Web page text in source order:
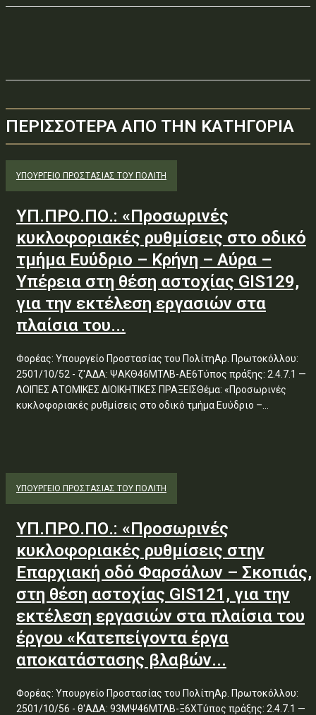
ΠΕΡΙΣΣΟΤΕΡΑ ΑΠΟ ΤΗΝ ΚΑΤΗΓΟΡΙΑ
ΥΠΟΥΡΓΕΊΟ ΠΡΟΣΤΑΣΊΑΣ ΤΟΥ ΠΟΛΊΤΗ
ΥΠ.ΠΡΟ.ΠΟ.: «Προσωρινές
κυκλοφοριακές ρυθμίσεις στο οδικό
τμήμα Ευύδριο – Κρήνη – Αύρα –
Υπέρεια στη θέση αστοχίας GIS129,
για την εκτέλεση εργασιών στα
πλαίσια του...
Φορέας: Υπουργείο Προστασίας του ΠολίτηΑρ. Πρωτοκόλλου:
2501/10/52 - ζ'ΑΔΑ: ΨΑΚΘ46ΜΤΛΒ-ΑΕ6Τύπος πράξης: 2.4.7.1 —
ΛΟΙΠΕΣ ΑΤΟΜΙΚΕΣ ΔΙΟΙΚΗΤΙΚΕΣ ΠΡΑΞΕΙΣΘέμα: «Προσωρινές
κυκλοφοριακές ρυθμίσεις στο οδικό τμήμα Ευύδριο –...
ΥΠΟΥΡΓΕΊΟ ΠΡΟΣΤΑΣΊΑΣ ΤΟΥ ΠΟΛΊΤΗ
ΥΠ.ΠΡΟ.ΠΟ.: «Προσωρινές
κυκλοφοριακές ρυθμίσεις στην
Επαρχιακή οδό Φαρσάλων – Σκοπιάς,
στη θέση αστοχίας GIS121, για την
εκτέλεση εργασιών στα πλαίσια του
έργου «Κατεπείγοντα έργα
αποκατάστασης βλαβών...
Φορέας: Υπουργείο Προστασίας του ΠολίτηΑρ. Πρωτοκόλλου:
2501/10/56 - θ'ΑΔΑ: 93ΜΨ46ΜΤΛΒ-Ξ6ΧΤύπος πράξης: 2.4.7.1 —